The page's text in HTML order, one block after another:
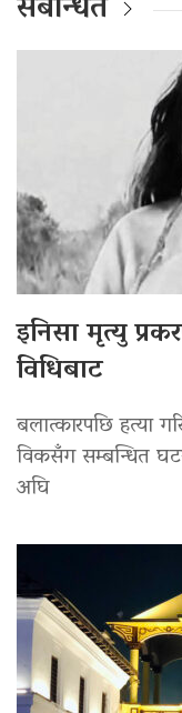
इनिसा मृत्यु
विधिबाट
बलात्कारपछि हत्या
विकसँग सम्बन्धित
अघि